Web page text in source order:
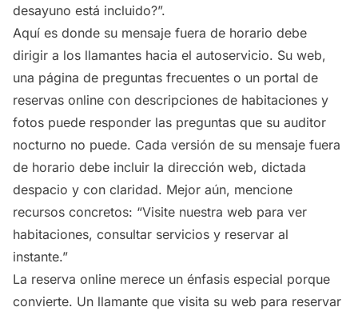
desayuno está incluido?”.
Aquí es donde su mensaje fuera de horario debe
dirigir a los llamantes hacia el autoservicio. Su web,
una página de preguntas frecuentes o un portal de
reservas online con descripciones de habitaciones y
fotos puede responder las preguntas que su auditor
nocturno no puede. Cada versión de su mensaje fuera
de horario debe incluir la dirección web, dictada
despacio y con claridad. Mejor aún, mencione
recursos concretos: “Visite nuestra web para ver
habitaciones, consultar servicios y reservar al
instante.”
La reserva online merece un énfasis especial porque
convierte. Un llamante que visita su web para reservar